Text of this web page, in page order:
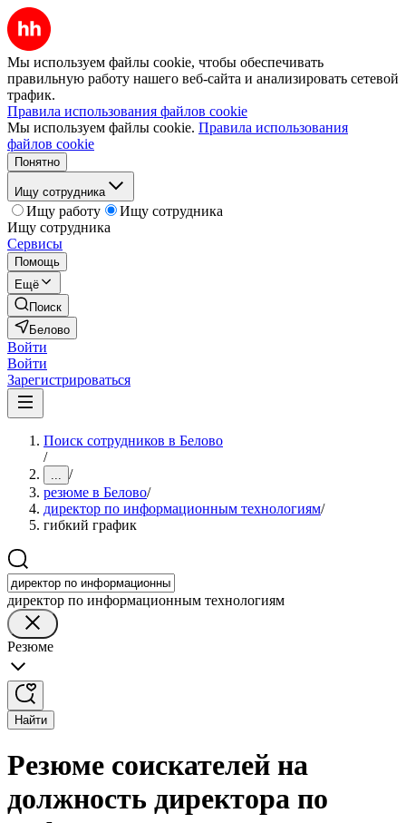
Мы используем файлы cookie, чтобы обеспечивать
правильную работу нашего веб-сайта и анализировать сетевой
трафик.
Правила использования файлов cookie
Мы используем файлы cookie. Правила использования
файлов cookie
Понятно
Ищу сотрудника
Ищу работу
Ищу сотрудника
Ищу сотрудника
Сервисы
Помощь
Ещё
Поиск
Белово
Войти
Войти
Зарегистрироваться
Поиск сотрудников в Белово
/
... /
резюме в Белово/
директор по информационным технологиям/
гибкий график
директор по информационным технологиям
Резюме
Найти
Резюме соискателей на
должность директора по